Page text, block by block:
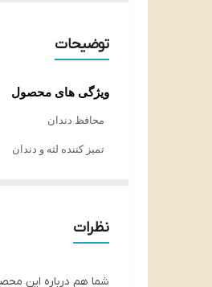
توضیحات
ویژگی های محصول
محافظ دندان
تمیز کننده لثه و دندان
کاهنده درد دندان
نظرات
شما هم درباره این